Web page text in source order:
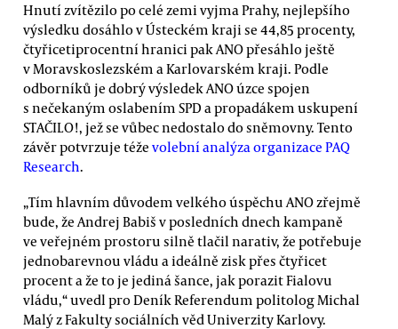
Hnutí zvítězilo po celé zemi vyjma Prahy, nejlepšího
výsledku dosáhlo v Ústeckém kraji se 44,85 procenty,
čtyřicetiprocentní hranici pak ANO přesáhlo ještě
v Moravskoslezském a Karlovarském kraji. Podle
odborníků je dobrý výsledek ANO úzce spojen
s nečekaným oslabením SPD a propadákem uskupení
STAČILO!, jež se vůbec nedostalo do sněmovny. Tento
závěr potvrzuje téže volební analýza organizace PAQ
Research.
„Tím hlavním důvodem velkého úspěchu ANO zřejmě
bude, že Andrej Babiš v posledních dnech kampaně
ve veřejném prostoru silně tlačil narativ, že potřebuje
jednobarevnou vládu a ideálně zisk přes čtyřicet
procent a že to je jediná šance, jak porazit Fialovu
vládu,“ uvedl pro Deník Referendum politolog Michal
Malý z Fakulty sociálních věd Univerzity Karlovy.